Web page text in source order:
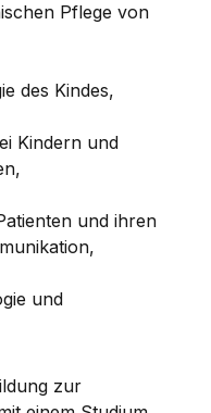
Pflege von
des Kindes,
Kindern und
und ihren
und
zur